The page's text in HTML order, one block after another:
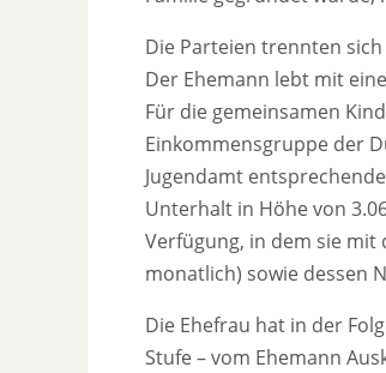
Die Parteien trennten
Der Ehemann lebt mit
Für die gemeinsamen
Einkommensgruppe der
Jugendamt
Unterhalt in Höhe von
Verfügung, in dem sie mit
monatlich) sowie dessen
Die Ehefrau hat in der
Stufe – vom Ehemann